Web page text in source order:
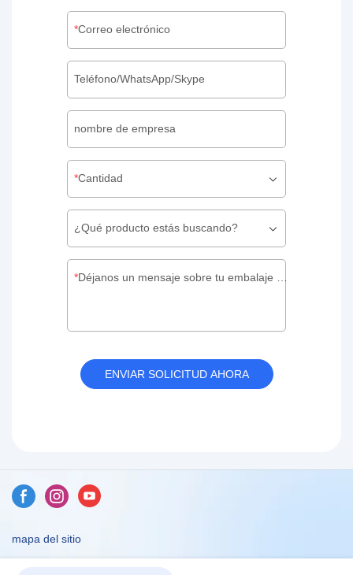
Correo electrónico
Teléfono/WhatsApp/Skype
nombre de empresa
Cantidad
¿Qué producto estás buscando?
Déjanos un mensaje sobre tu embalaje personalizado
ENVIAR SOLICITUD AHORA
mapa del sitio